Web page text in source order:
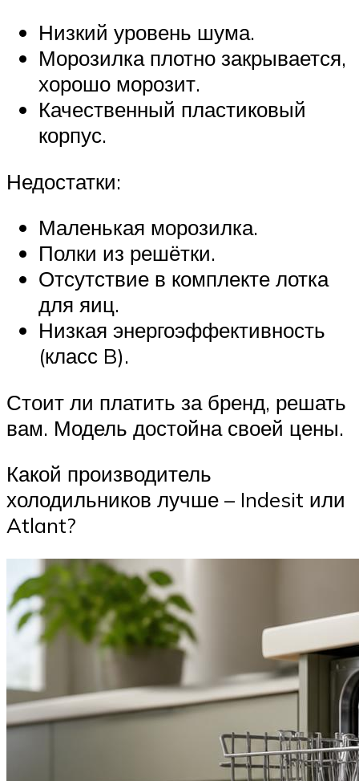
Низкий уровень шума.
Морозилка плотно закрывается,
хорошо морозит.
Качественный пластиковый
корпус.
Недостатки:
Маленькая морозилка.
Полки из решётки.
Отсутствие в комплекте лотка
для яиц.
Низкая энергоэффективность
(класс B).
Стоит ли платить за бренд, решать
вам. Модель достойна своей цены.
Какой производитель
холодильников лучше – Indesit или
Atlant?